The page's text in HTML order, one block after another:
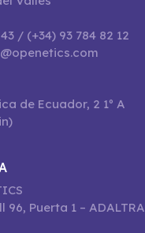
/ (+34) 93 784 82 12
de Ecuador, 2 1º A
Puerta 1 – ADALTRA